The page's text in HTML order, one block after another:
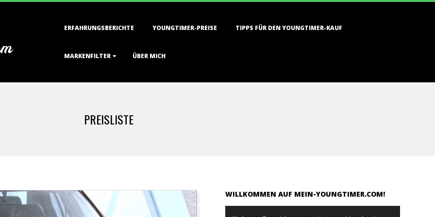
ERFAHRUNGSBERICHTE YOUNGTIMER-PREISE TIPPS FÜR DEN YOUNGTIMER-KAUF
MARKENFILTER ÜBER MICH
PREISLISTE
WILLKOMMEN AUF MEIN-YOUNGTIMER.COM!